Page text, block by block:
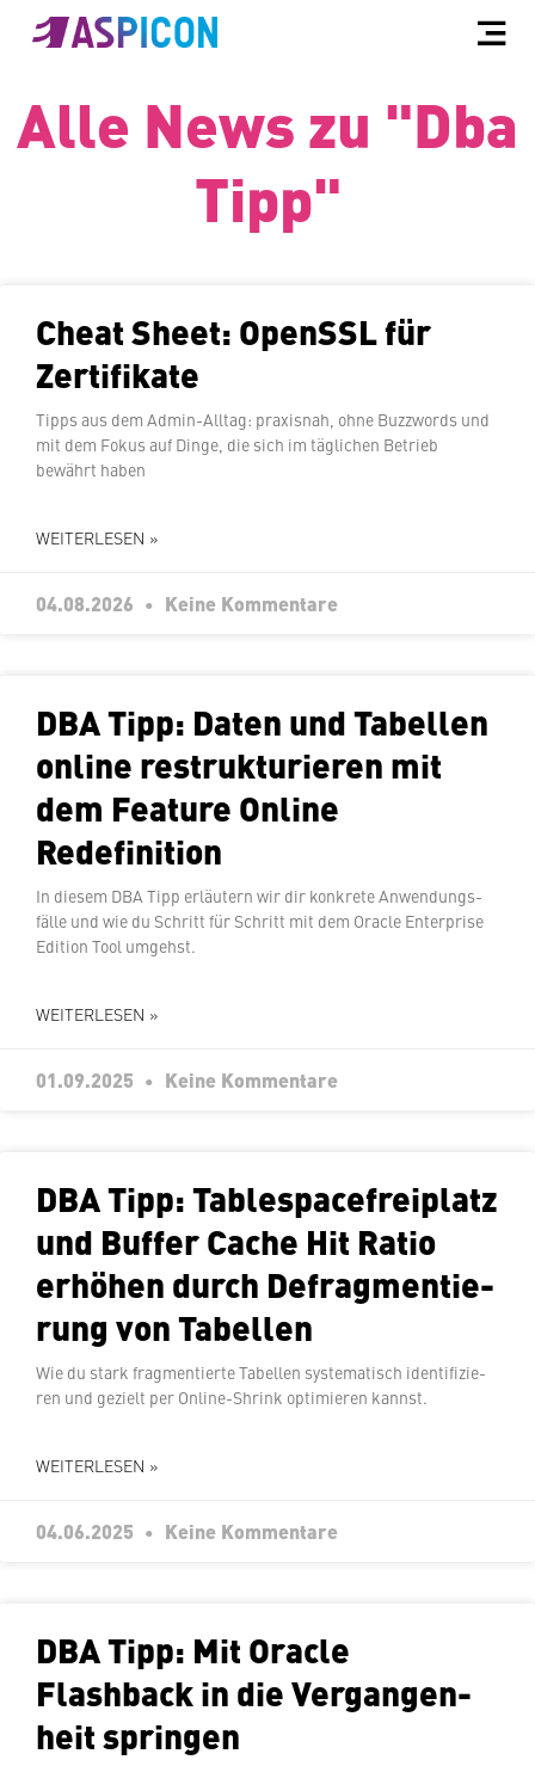
Alle News zu "Dba
Tipp"
Cheat Sheet: OpenSSL für
Zertifikate
Tipps aus dem Admin-Alltag: praxisnah, ohne Buzzwords und
mit dem Fokus auf Dinge, die sich im täglichen Betrieb
bewährt haben
WEITERLESEN »
04.08.2026 Keine Kommentare
DBA Tipp: Daten und Tabellen
online re­struk­tu­rie­ren mit
dem Feature Online
Redefinition
In diesem DBA Tipp erläutern wir dir konkrete An­wen­dungs­
fäl­le und wie du Schritt für Schritt mit dem Oracle En­ter­pri­se
Edition Tool umgehst.
WEITERLESEN »
01.09.2025 Keine Kommentare
DBA Tipp: Ta­b­le­space­frei­platz
und Buffer Cache Hit Ratio
erhöhen durch De­frag­men­tie­
rung von Tabellen
Wie du stark frag­men­tier­te Tabellen sys­te­ma­tisch iden­ti­fi­zie­
ren und gezielt per Online-Shrink op­ti­mie­ren kannst.
WEITERLESEN »
04.06.2025 Keine Kommentare
DBA Tipp: Mit Oracle
Flashback in die Ver­gan­gen­
heit springen